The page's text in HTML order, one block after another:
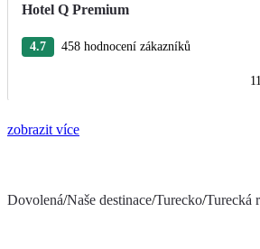
Hotel Q Premium
4.7 458 hodnocení zákazníků
zobrazit více
Dovolená/Naše destinace/Turecko/Turecká